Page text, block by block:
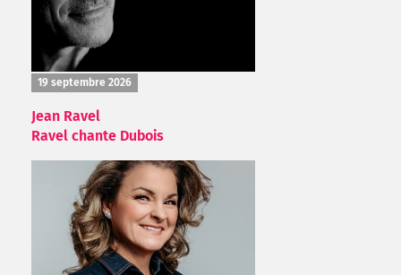
19 septembre 2026
Jean Ravel
Ravel chante Dubois